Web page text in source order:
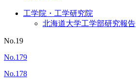
工学院・工学研究院
北海道大学工学部研究報告
No.19
No.179
No.178